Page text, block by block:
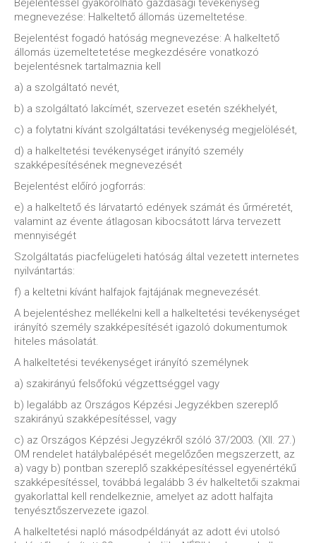
Bejelentéssel gyakorolható gazdasági tevékenység
megnevezése: Halkeltető állomás üzemeltetése.
Bejelentést fogadó hatóság megnevezése: A halkeltető
állomás üzemeltetetése megkezdésére vonatkozó
bejelentésnek tartalmaznia kell
a) a szolgáltató nevét,
b) a szolgáltató lakcímét, szervezet esetén székhelyét,
c) a folytatni kívánt szolgáltatási tevékenység megjelölését,
d) a halkeltetési tevékenységet irányító személy
szakképesítésének megnevezését
Bejelentést előíró jogforrás:
e) a halkeltető és lárvatartó edények számát és űrméretét,
valamint az évente átlagosan kibocsátott lárva tervezett
mennyiségét
Szolgáltatás piacfelügeleti hatóság által vezetett internetes
nyilvántartás:
f) a keltetni kívánt halfajok fajtájának megnevezését.
A bejelentéshez mellékelni kell a halkeltetési tevékenységet
irányító személy szakképesítését igazoló dokumentumok
hiteles másolatát.
A halkeltetési tevékenységet irányító személynek
a) szakirányú felsőfokú végzettséggel vagy
b) legalább az Országos Képzési Jegyzékben szereplő
szakirányú szakképesítéssel, vagy
c) az Országos Képzési Jegyzékről szóló 37/2003. (XII. 27.)
OM rendelet hatálybalépését megelőzően megszerzett, az
a) vagy b) pontban szereplő szakképesítéssel egyenértékű
szakképesítéssel, továbbá legalább 3 év halkeltetői szakmai
gyakorlattal kell rendelkeznie, amelyet az adott halfajta
tenyésztőszervezete igazol.
A halkeltetési napló másodpéldányát az adott évi utolsó